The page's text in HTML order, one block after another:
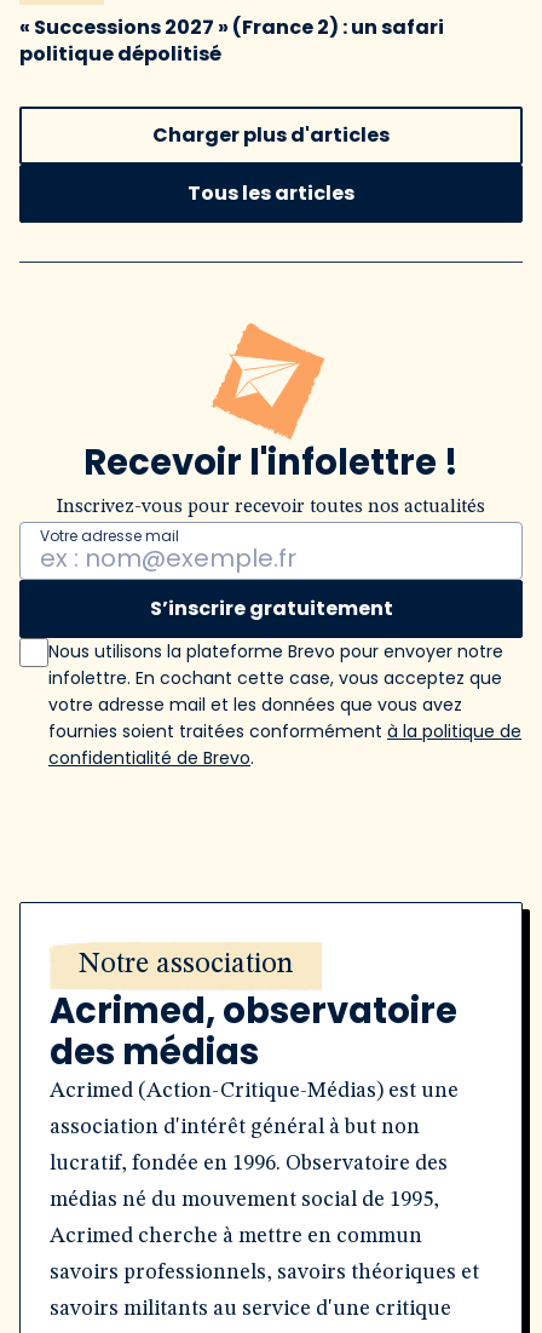
« Successions 2027 » (France 2) : un safari
politique dépolitisé
Charger plus d'articles
Tous les articles
Recevoir l'infolettre !
Inscrivez-vous pour recevoir toutes nos actualités
Votre adresse mail
S’inscrire gratuitement
Nous utilisons la plateforme Brevo pour envoyer notre
infolettre. En cochant cette case, vous acceptez que
votre adresse mail et les données que vous avez
fournies soient traitées conformément à la politique de
confidentialité de Brevo.
Notre association
Acrimed, observatoire
des médias
Acrimed (Action-Critique-Médias) est une
association d'intérêt général à but non
lucratif, fondée en 1996. Observatoire des
médias né du mouvement social de 1995,
Acrimed cherche à mettre en commun
savoirs professionnels, savoirs théoriques et
savoirs militants au service d'une critique